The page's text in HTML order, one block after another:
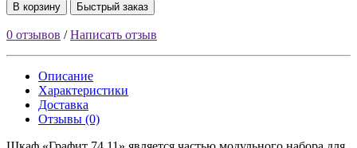
В корзину Быстрый заказ
0 отзывов /Написать отзыв
Описание
Характеристики
Доставка
Отзывы (0)